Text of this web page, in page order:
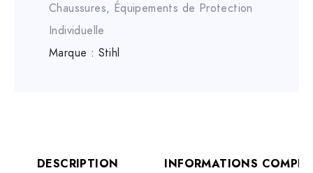
Chaussures, Équipements de Protection
Individuelle
Marque : Stihl
DESCRIPTION INFORMATIONS